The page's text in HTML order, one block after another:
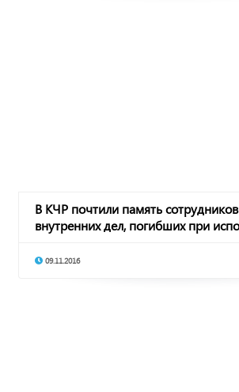
В КЧР почтили память
внутренних дел, погибших при
09.11.2016